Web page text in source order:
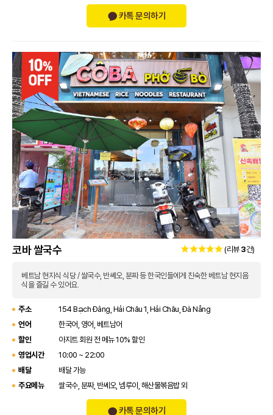
카톡 문의하기
코바 쌀국수 (리뷰3건)
베트남 현지식 식당 / 쌀국수, 반쎄오, 분짜 등 한국인들에게 친숙한 베트남 현지음
식을 즐길 수 있어요.
주소
154 Bạch Đằng, Hải Châu 1, Hải Châu, Đà Nẵng
언어
한국어, 영어, 베트남어
할인
아지트 회원 전 메뉴 10% 할인
영업시간
10:00 ~ 22:00
배달
배달 가능
주요메뉴
쌀국수, 분짜, 반쎄오, 넴루이, 해산물볶음밥 외
카톡 문의하기